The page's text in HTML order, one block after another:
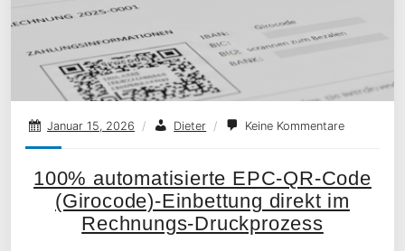
Januar 15, 2026 / Dieter / Keine Kommentare
100% automatisierte EPC-QR-Code
(Girocode)-Einbettung direkt im
Rechnungs-Druckprozess